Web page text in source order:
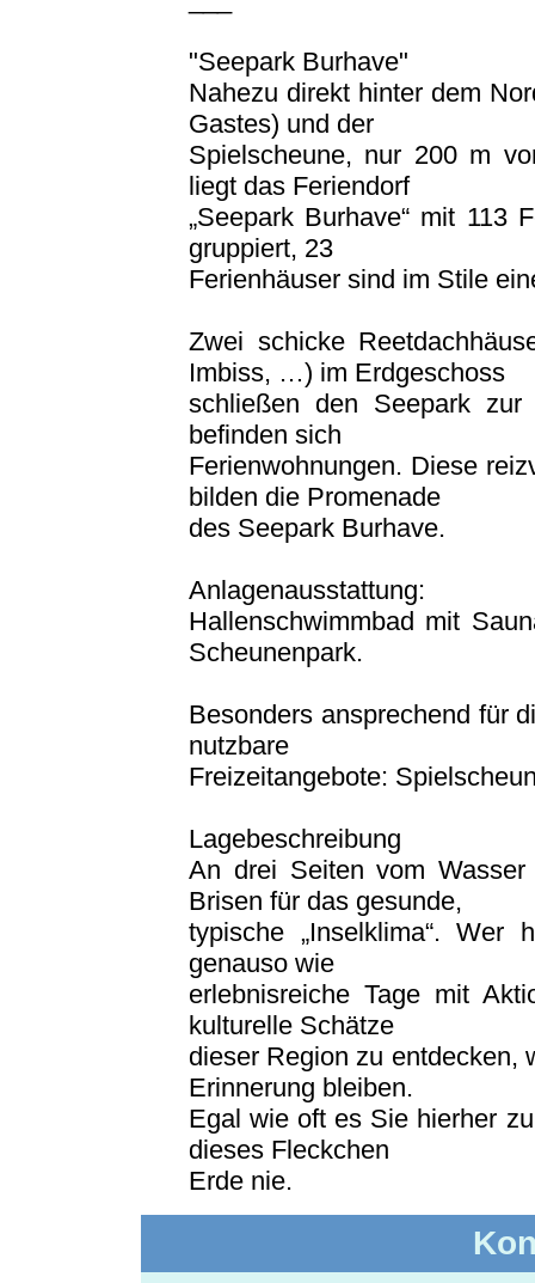
"Seepark Burhave"
Nahezu direkt hinter dem
Gastes) und der
Spielscheune, nur 200 m
liegt das Feriendorf
„Seepark Burhave“ mit 113
gruppiert, 23
Ferienhäuser sind im Stile
Zwei schicke
Imbiss, …) im Erdgeschoss
schließen den Seepark
befinden sich
Ferienwohnungen. Diese
bilden die Promenade
des Seepark Burhave.
Anlagenausstattung:
Hallenschwimmbad mit
Scheunenpark.
Besonders ansprechend für
nutzbare
Freizeitangebote:
Lagebeschreibung
An drei Seiten vom
Brisen für das gesunde,
typische „Inselklima“.
genauso wie
erlebnisreiche Tage mit
kulturelle Schätze
dieser Region zu entdecken,
Erinnerung bleiben.
Egal wie oft es Sie hierher
dieses Fleckchen
Erde nie.